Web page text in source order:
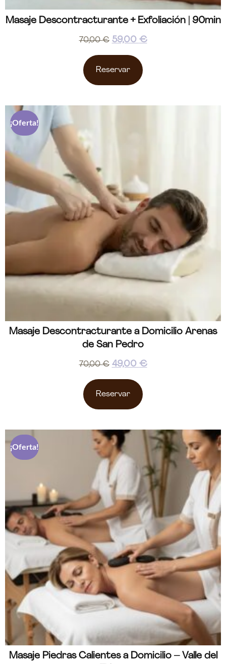
Masaje Descontracturante + Exfoliación | 90min
70,00€ 59,00 €
Reservar
¡Oferta!
Masaje Descontracturante a Domicilio Arenas
de San Pedro
70,00€ 49,00 €
Reservar
¡Oferta!
Masaje Piedras Calientes a Domicilio – Valle del